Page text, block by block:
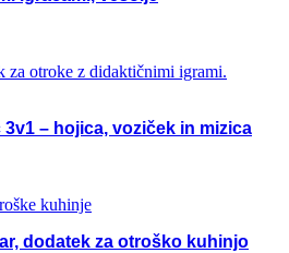
– hojica, voziček in mizica
dodatek za otroško kuhinjo